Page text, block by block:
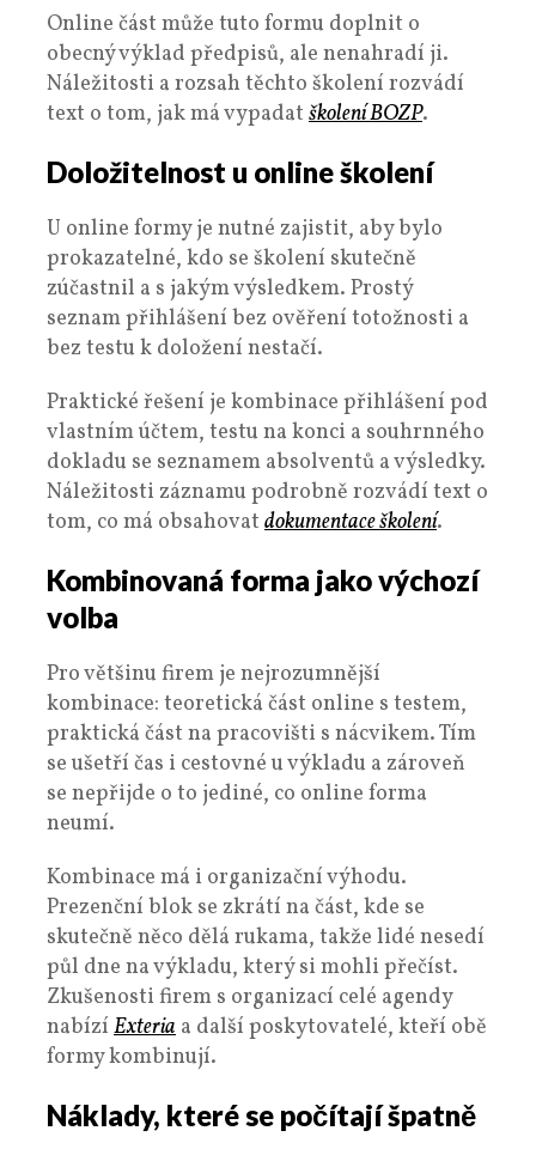
Online část může tuto formu doplnit o
obecný výklad předpisů, ale nenahradí ji.
Náležitosti a rozsah těchto školení rozvádí
text o tom, jak má vypadat školení BOZP.
Doložitelnost u online školení
U online formy je nutné zajistit, aby bylo
prokazatelné, kdo se školení skutečně
zúčastnil a s jakým výsledkem. Prostý
seznam přihlášení bez ověření totožnosti a
bez testu k doložení nestačí.
Praktické řešení je kombinace přihlášení pod
vlastním účtem, testu na konci a souhrnného
dokladu se seznamem absolventů a výsledky.
Náležitosti záznamu podrobně rozvádí text o
tom, co má obsahovat dokumentace školení.
Kombinovaná forma jako výchozí
volba
Pro většinu firem je nejrozumnější
kombinace: teoretická část online s testem,
praktická část na pracovišti s nácvikem. Tím
se ušetří čas i cestovné u výkladu a zároveň
se nepřijde o to jediné, co online forma
neumí.
Kombinace má i organizační výhodu.
Prezenční blok se zkrátí na část, kde se
skutečně něco dělá rukama, takže lidé nesedí
půl dne na výkladu, který si mohli přečíst.
Zkušenosti firem s organizací celé agendy
nabízí Exteria a další poskytovatelé, kteří obě
formy kombinují.
Náklady, které se počítají špatně